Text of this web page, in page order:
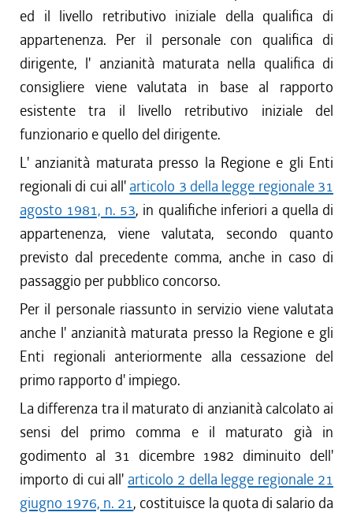
ed il livello retributivo iniziale della qualifica di
appartenenza. Per il personale con qualifica di
dirigente, l' anzianità maturata nella qualifica di
consigliere viene valutata in base al rapporto
esistente tra il livello retributivo iniziale del
funzionario e quello del dirigente.
L' anzianità maturata presso la Regione e gli Enti
regionali di cui all' articolo 3 della legge regionale 31
agosto 1981, n. 53, in qualifiche inferiori a quella di
appartenenza, viene valutata, secondo quanto
previsto dal precedente comma, anche in caso di
passaggio per pubblico concorso.
Per il personale riassunto in servizio viene valutata
anche l' anzianità maturata presso la Regione e gli
Enti regionali anteriormente alla cessazione del
primo rapporto d' impiego.
La differenza tra il maturato di anzianità calcolato ai
sensi del primo comma e il maturato già in
godimento al 31 dicembre 1982 diminuito dell'
importo di cui all' articolo 2 della legge regionale 21
giugno 1976, n. 21, costituisce la quota di salario da